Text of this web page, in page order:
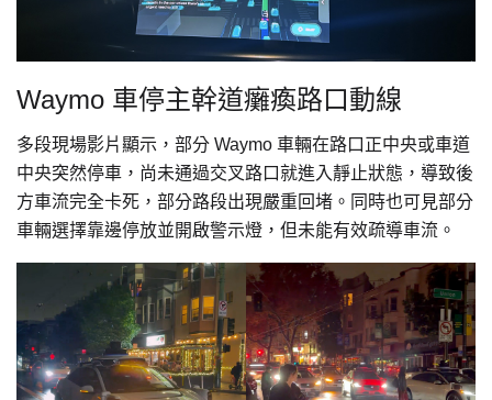
Waymo 車停主幹道癱瘓路口動線
多段現場影片顯示，部分 Waymo 車輛在路口正中央或車道
中央突然停車，尚未通過交叉路口就進入靜止狀態，導致後
方車流完全卡死，部分路段出現嚴重回堵。同時也可見部分
車輛選擇靠邊停放並開啟警示燈，但未能有效疏導車流。